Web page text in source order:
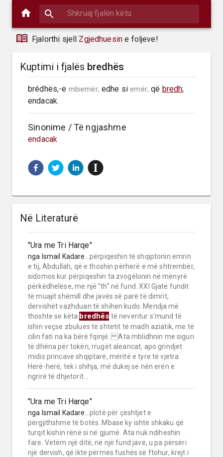
Fjalorthi sjell Zgjedhuesin e foljeve!
Kuptimi i fjalës bredhës
brédhës,-e mbiemër; edhe si emër; që bredh;
endacak.
Sinonime / Të ngjashme
endacak
Në Literaturë
"Ura me Tri Harqe"
nga Ismail Kadare ...përpiqeshin të shqiptonin emrin
e tij, Abdullah, që e thoshin përherë e më shtrembër,
sidomos kur përpiqeshin ta zvogëlonin në mënyrë
përkëdhelëse, me një “th” në fund. XXI Gjatë fundit
të muajit shëmill dhe javës së parë të dimrit,
dervishët vazhduan të shihen kudo. Mendja më
thoshte se këta bredhës të neveritur s'mund të
ishin veçse zbulues të shtetit të madh aziatik, me të
cilin fati na ka bërë fqinjë. Ata mblidhnin me siguri
të dhëna për tokën, rrugët aleancat, apo grindjet
midis princave shqiptarë, mëritë e tyre të vjetra.
Herë-herë, tek i shihja, më dukej se nën erën e
ngrirë të dhjetorit...
"Ura me Tri Harqe"
nga Ismail Kadare ...plotë për çështjet e
përgjithshme të botës. Mbase ky ishte shkaku që
turqit kishin rënë si në gjumë. Ata nuk ndiheshin
fare. Vetëm një ditë, në një fund jave, u pa përsëri
një dervish, që ikte përmes fushës së ftohur, krejt i